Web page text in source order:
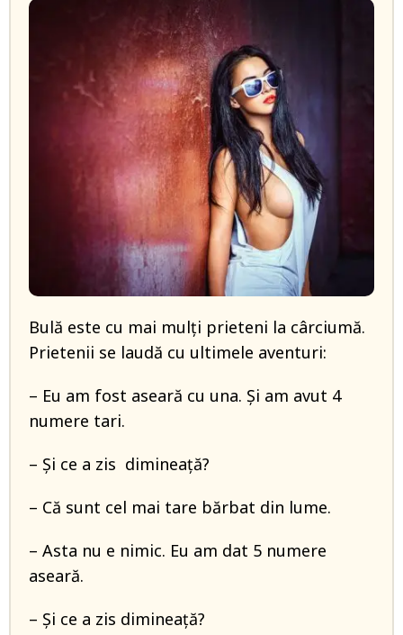
Bulă este cu mai mulți prieteni la cârciumă.
Prietenii se laudă cu ultimele aventuri:
– Eu am fost aseară cu una. Și am avut 4
numere tari.
– Și ce a zis dimineață?
– Că sunt cel mai tare bărbat din lume.
– Asta nu e nimic. Eu am dat 5 numere
aseară.
– Și ce a zis dimineață?